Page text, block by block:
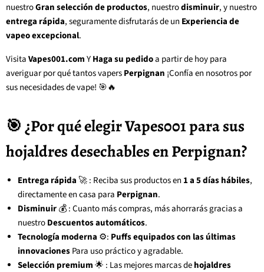
nuestroGran selección de productos, nuestrodisminuir, y nuestro
entrega rápida, seguramente disfrutarás de un Experiencia de
vapeo excepcional.
VisitaVapes001.comYHaga su pedidoa partir de hoy para
averiguar por qué tantos vapersPerpignan ¡Confía en nosotros por
sus necesidades de vape! 🎯🔥
🎯 ¿Por qué elegir Vapes001 para sus
hojaldres desechables en Perpignan?
Entrega rápida 🚀 : Reciba sus productos en 1 a 5 días hábiles,
directamente en casa para Perpignan.
Disminuir💰 : Cuanto más compras, más ahorrarás gracias a
nuestroDescuentos automáticos.
Tecnología moderna ⚙️: Puffs equipados con las últimas
innovacionesPara uso práctico y agradable.
Selección premium🌟 : Las mejores marcas dehojaldres